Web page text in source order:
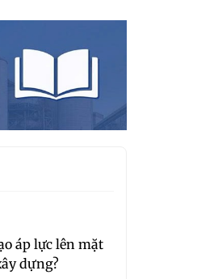
áp lực lên mặt
dựng?